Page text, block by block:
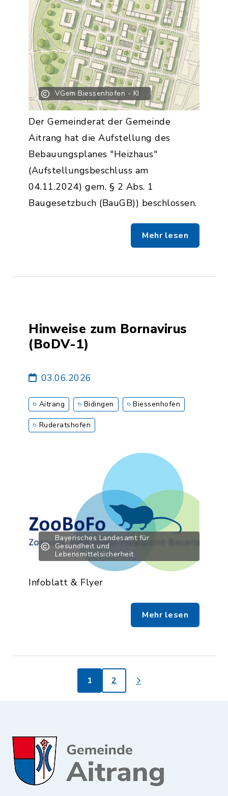
VGem Biessenhofen - KI
Der Gemeinderat der Gemeinde
Aitrang hat die Aufstellung des
Bebauungsplanes "Heizhaus"
(Aufstellungsbeschluss am
04.11.2024) gem. § 2 Abs. 1
Baugesetzbuch (BauGB)) beschlossen.
Mehr lesen
Hinweise zum Bornavirus
(BoDV-1)
03.06.2026
Aitrang Bidingen Biessenhofen
Ruderatshofen
Bayerisches Landesamt für
Gesundheit und
Lebensmittelsicherheit
Infoblatt & Flyer
Mehr lesen
1 2